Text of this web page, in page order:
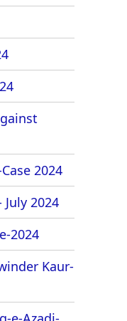
2024
2024
2024
Kaur-